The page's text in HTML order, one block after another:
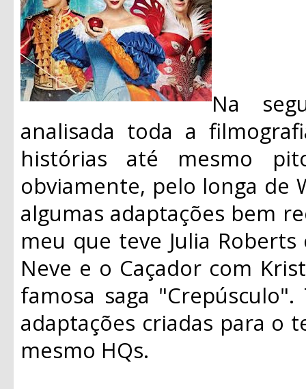
Na
analisada toda a
histórias até mesmo
obviamente, pelo longa de
algumas adaptações bem
meu que teve Julia
Neve e o Caçador com
famosa saga
adaptações criadas para o
mesmo HQs.